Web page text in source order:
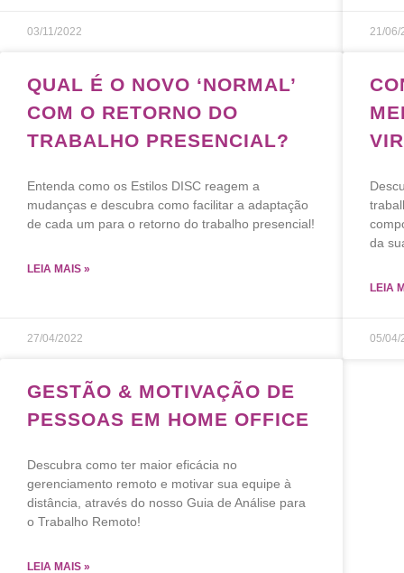
03/11/2022 21/06/
QUAL É O NOVO ‘NORMAL’
COM O RETORNO DO
TRABALHO PRESENCIAL?
Entenda como os Estilos DISC reagem a
mudanças e descubra como facilitar a adaptação
de cada um para o retorno do trabalho presencial!
LEIA MAIS »
27/04/2022
da
LEIA
05/04/
GESTÃO & MOTIVAÇÃO DE
PESSOAS EM HOME OFFICE
Descubra como ter maior eficácia no
gerenciamento remoto e motivar sua equipe à
distância, através do nosso Guia de Análise para
o Trabalho Remoto!
LEIA MAIS »